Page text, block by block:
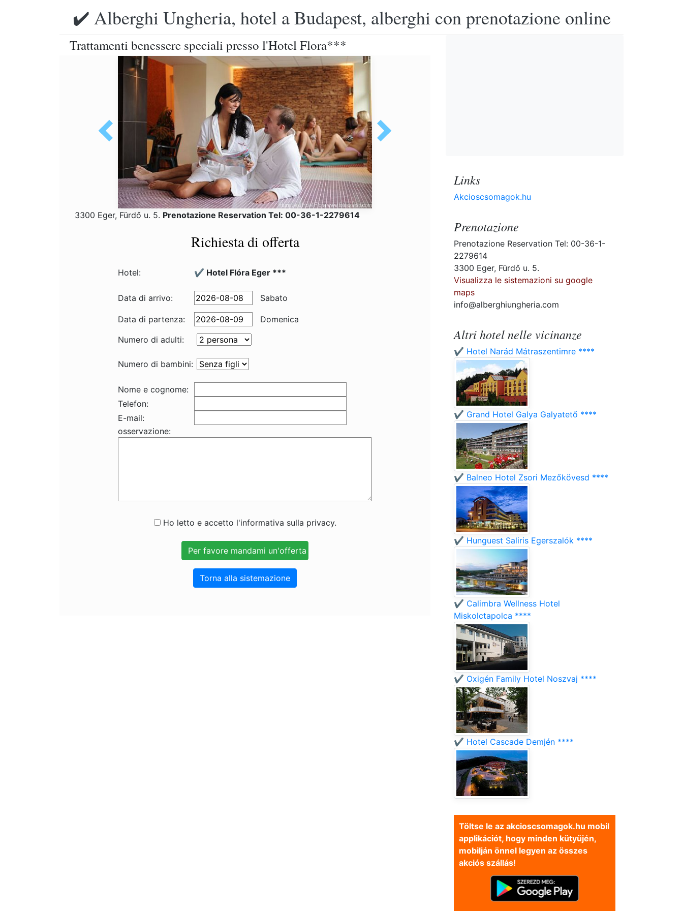
✔️ Alberghi Ungheria, hotel a Budapest, alberghi con prenotazione online
Trattamenti benessere speciali presso l'Hotel Flora***
3300 Eger, Fürdő u. 5. Prenotazione Reservation Tel: 00-36-1-2279614
Richiesta di offerta
Hotel: ✔️ Hotel Flóra Eger ***
Data di arrivo: Sabato
Data di partenza:
Domenica
Numero di adulti:
Numero di bambini:
Nome e cognome:
Telefon:
E-mail:
osservazione:
Ho letto e accetto l'informativa sulla privacy.
Torna alla sistemazione
Links
Akcioscsomagok.hu
Prenotazione
Prenotazione Reservation Tel: 00-36-1-
2279614
3300 Eger, Fürdő u. 5.
Visualizza le sistemazioni su google
maps
info@alberghiungheria.com
Altri hotel nelle vicinanze
✔️ Hotel Narád Mátraszentimre ****
✔️ Grand Hotel Galya Galyatető ****
✔️ Balneo Hotel Zsori Mezőkövesd ****
✔️ Hunguest Saliris Egerszalók ****
✔️ Calimbra Wellness Hotel
Miskolctapolca ****
✔️ Oxigén Family Hotel Noszvaj ****
✔️ Hotel Cascade Demjén ****
Töltse le az akcioscsomagok.hu mobil
applikációt, hogy minden kütyüjén,
mobilján önnel legyen az összes
akciós szállás!